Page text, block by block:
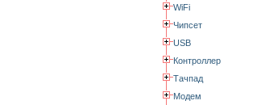
WiFi
Чипсет
USB
Контроллер
Тачпад
Модем